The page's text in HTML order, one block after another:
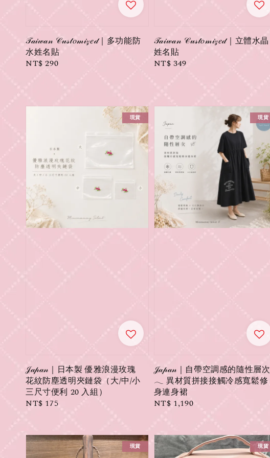
𝒯𝒶𝒾𝓌𝒶𝓃 𝒞𝓊𝓈𝓉𝑜𝓂𝒾𝓏𝑒𝒹｜多功能防
水姓名貼
Regular
NT$ 290
𝒯𝒶𝒾𝓌𝒶𝓃 𝒞𝓊𝓈𝓉𝑜𝓂𝒾𝓏𝑒𝒹｜立體水晶
姓名貼
Regular
NT$ 349
現貨
𝒥𝒶𝓅𝒶𝓃｜日本製 優雅浪漫玫瑰
花紋防塵透明夾鏈袋（大/中/小
三尺寸便利 20 入組）
Regular
NT$ 175
現貨
𝒥𝒶𝓅𝒶𝓃｜自帶空調感的隨性層次
𓂃 異材質拼接接觸冷感寬鬆修
身連身裙
Regular
NT$ 1,190
現貨 現貨